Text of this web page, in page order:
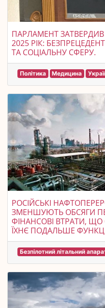
ПАРЛАМЕНТ
2025 РІК:
ТА СОЦІАЛЬНУ СФЕРУ.
Політика Медицина
РОСІЙСЬКІ
ЗМЕНШУЮТЬ ОБСЯГИ
ФІНАНСОВІ ВТРАТИ, ЩО
ЇХНЄ ПОДАЛЬШЕ
Безпілотний літальний